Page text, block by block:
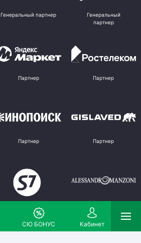
СЮ БОНУС Кабинет
Генеральный партнер
Генеральный
партнер
Партнер Партнер
Партнер Партнер